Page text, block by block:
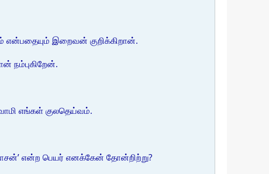
என்பதையும் இறைவன் குறிக்கிறான்.
நம்புகிறேன்.
எங்கள் குலதெய்வம்.
என்ற பெயர் எனக்கேன் தோன்றிற்று?